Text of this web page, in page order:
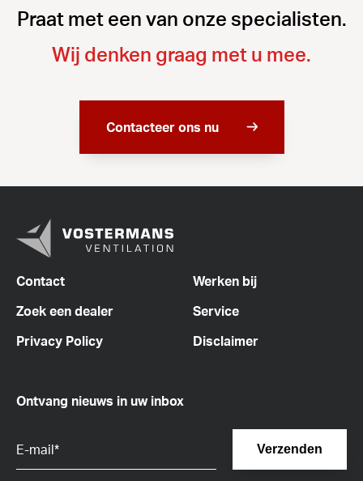
Praat met een van onze specialisten.
Wij denken graag met u mee.
Contacteer ons nu
Contact
Werken bij
Zoek een dealer
Service
Privacy Policy
Disclaimer
Ontvang nieuws in uw inbox